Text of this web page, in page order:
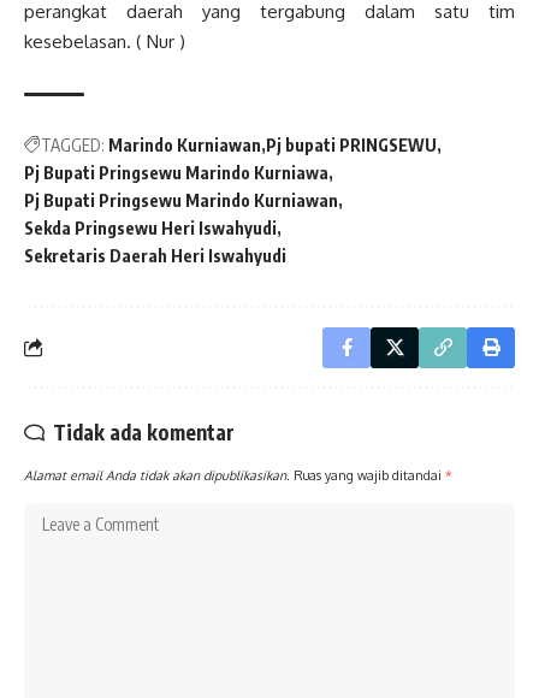
perangkat daerah yang tergabung dalam satu tim
kesebelasan. ( Nur )
TAGGED: Marindo Kurniawan Pj bupati PRINGSEWU
Pj Bupati Pringsewu Marindo Kurniawa
Pj Bupati Pringsewu Marindo Kurniawan
Sekda Pringsewu Heri Iswahyudi
Sekretaris Daerah Heri Iswahyudi
Tidak ada komentar
Alamat email Anda tidak akan dipublikasikan. Ruas yang wajib ditandai *